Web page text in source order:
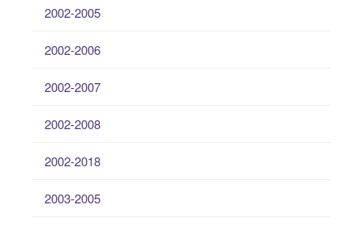
2002-2005
2002-2006
2002-2007
2002-2008
2002-2018
2003-2005